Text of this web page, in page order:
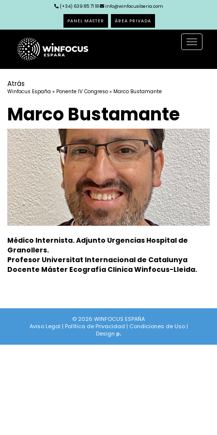
(+34) 639 85 71 18 info@winfocusiberia.com
PANEL MASTER ÁREA PRIVADA
Toggle
Atrás
Winfocus España » Ponente IV Congreso » Marco Bustamante
Marco Bustamante
Médico Internista. Adjunto Urgencias Hospital de
Granollers.
Profesor Universitat Internacional de Catalunya
Docente Máster Ecografía Clinica Winfocus-Lleida.
© 2026 WINFOCUS ESPAÑA
Aviso Legal | Política de Privacidad | Condiciones de Uso|
Design p.